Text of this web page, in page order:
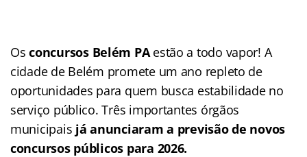
Osconcursos Belém PAestão a todo vapor! A
cidade de Belém promete um ano repleto de
oportunidades para quem busca estabilidade no
serviço público. Três importantes órgãos
municipais já anunciaram a previsão de novos
concursos públicos para 2026.